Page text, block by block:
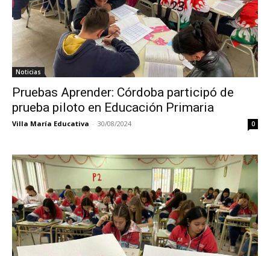
Noticias
Pruebas Aprender: Córdoba participó de
prueba piloto en Educación Primaria
Villa María Educativa - 30/08/2024 0